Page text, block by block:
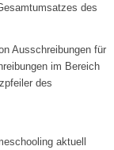
des
Ausschreibungen für
im Bereich
des
aktuell